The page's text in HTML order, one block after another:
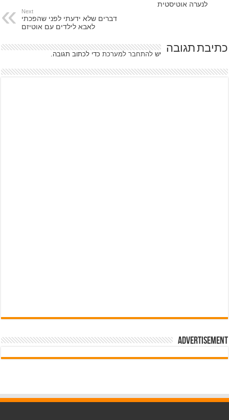
לנערה אוטיסטית
Next
דברים שלא ידעתי לפני שהפכתי
לאבא לילדים עם אוטיזם
כתיבת תגובה ישלהתחבר למערכת כדי לכתוב תגובה.
Advertisement